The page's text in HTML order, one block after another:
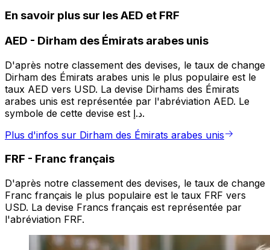
En savoir plus sur les AED et FRF
AED - Dirham des Émirats arabes unis
D'après notre classement des devises, le taux de change
Dirham des Émirats arabes unis le plus populaire est le
taux AED vers USD. La devise Dirhams des Émirats
arabes unis est représentée par l'abréviation AED. Le
symbole de cette devise est د.إ.
Plus d'infos sur Dirham des Émirats arabes unis
FRF - Franc français
D'après notre classement des devises, le taux de change
Franc français le plus populaire est le taux FRF vers
USD. La devise Francs français est représentée par
l'abréviation FRF.